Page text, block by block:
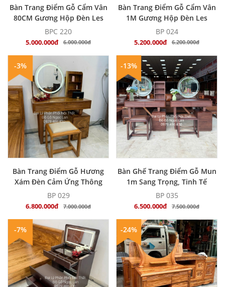
MUA NGAY
Bàn Trang Điểm Gỗ Cẩm Vân
80CM Gương Hộp Đèn Les
Nhiều Ngăn Kéo, Tiện Lợi
BPC 220
5.000.000đ 6.000.000đ
MUA NGAY
Bàn Trang Điểm Gỗ Cẩm Vân
1M Gương Hộp Đèn Les
BP 024
5.200.000đ 6.200.000đ
MUA NGAY
-3%
Bàn Trang Điểm Gỗ Hương
Xám Đèn Cảm Ứng Thông
Minh - Hiện Đại
BP 029
6.800.000đ 7.000.000đ
MUA NGAY
-13%
Bàn Ghế Trang Điểm Gỗ Mun
1m Sang Trọng, Tinh Tế
BP 035
6.500.000đ 7.500.000đ
-7% -24%